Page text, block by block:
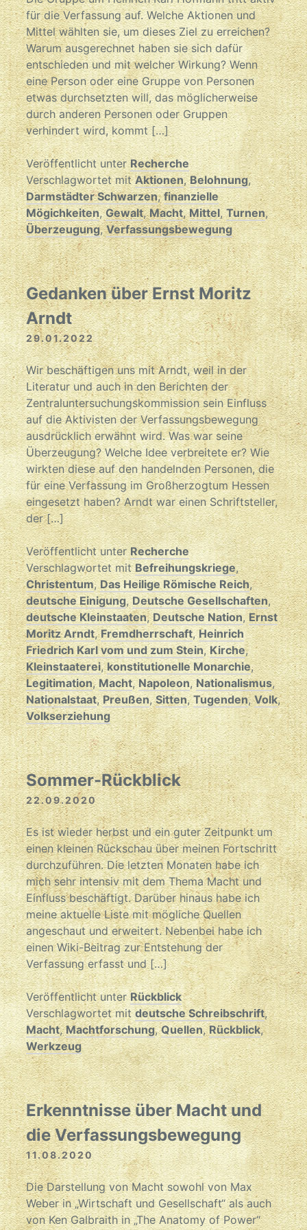
für die Verfassung auf. Welche Aktionen und
Mittel wählten sie, um dieses Ziel zu erreichen?
Warum ausgerechnet haben sie sich dafür
entschieden und mit welcher Wirkung? Wenn
eine Person oder eine Gruppe von Personen
etwas durchsetzten will, das möglicherweise
durch anderen Personen oder Gruppen
verhindert wird, kommt […]
Veröffentlicht unterRecherche
Verschlagwortet mitAktionen,Belohnung,
Darmstädter Schwarzen,finanzielle
Mögichkeiten,Gewalt,Macht,Mittel,Turnen,
Überzeugung,Verfassungsbewegung
Gedanken über Ernst Moritz
Arndt
29.01.2022
Wir beschäftigen uns mit Arndt, weil in der
Literatur und auch in den Berichten der
Zentraluntersuchungskommission sein Einfluss
auf die Aktivisten der Verfassungsbewegung
ausdrücklich erwähnt wird. Was war seine
Überzeugung? Welche Idee verbreitete er? Wie
wirkten diese auf den handelnden Personen, die
für eine Verfassung im Großherzogtum Hessen
eingesetzt haben? Arndt war einen Schriftsteller,
der […]
Veröffentlicht unterRecherche
Verschlagwortet mitBefreihungskriege,
Christentum,Das Heilige Römische Reich,
deutsche Einigung,Deutsche Gesellschaften,
deutsche Kleinstaaten,Deutsche Nation,Ernst
Moritz Arndt,Fremdherrschaft,Heinrich
Friedrich Karl vom und zum Stein,Kirche,
Kleinstaaterei,konstitutionelle Monarchie,
Legitimation,Macht,Napoleon,Nationalismus,
Nationalstaat,Preußen,Sitten,Tugenden,Volk,
Volkserziehung
Sommer-Rückblick
22.09.2020
Es ist wieder herbst und ein guter Zeitpunkt um
einen kleinen Rückschau über meinen Fortschritt
durchzuführen. Die letzten Monaten habe ich
mich sehr intensiv mit dem Thema Macht und
Einfluss beschäftigt. Darüber hinaus habe ich
meine aktuelle Liste mit mögliche Quellen
angeschaut und erweitert. Nebenbei habe ich
einen Wiki-Beitrag zur Entstehung der
Verfassung erfasst und […]
Veröffentlicht unterRückblick
Verschlagwortet mitdeutsche Schreibschrift,
Macht,Machtforschung,Quellen,Rückblick,
Werkzeug
Erkenntnisse über Macht und
die Verfassungsbewegung
11.08.2020
Die Darstellung von Macht sowohl von Max
Weber in „Wirtschaft und Gesellschaft“ als auch
von Ken Galbraith in „The Anatomy of Power“